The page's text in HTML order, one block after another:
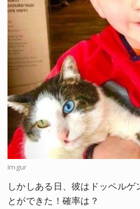
Imgur
しかしある日、彼はドッペルゲ
とができた！確率は？